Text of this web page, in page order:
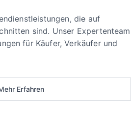
die auf
sind. Unser Expertenteam
für Käufer, Verkäufer und
Erfahren